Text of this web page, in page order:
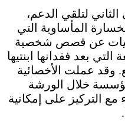
الثاني لتلقي الدعم،
المأساوية التي
عن قصص شخصية
بعد فقدانها ابنتيها
وقد عملت الأخصائية
خلال الورشة
التركيز على إمكانية